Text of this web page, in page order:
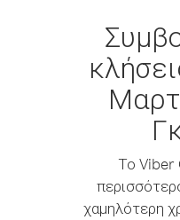
Το Viber
χαμηλότερη